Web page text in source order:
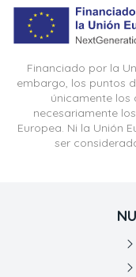
Financiado por la
embargo, los puntos
únicamente los
necesariamente
Europea. Ni la Unión
ser